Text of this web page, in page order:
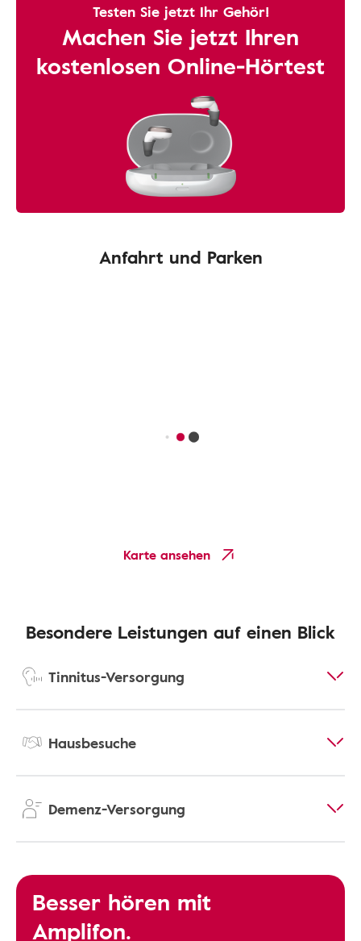
Testen Sie jetzt Ihr Gehör!
Machen Sie jetzt Ihren
kostenlosen Online-Hörtest
Anfahrt und Parken
Karte ansehen
Besondere Leistungen auf einen Blick
Tinnitus-Versorgung
Hausbesuche
Demenz-Versorgung
Besser hören mit
Amplifon.